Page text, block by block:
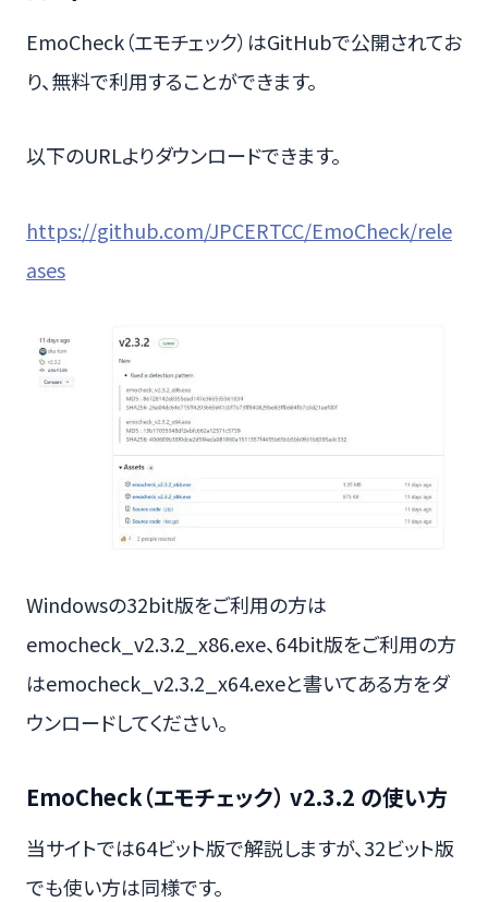
EmoCheck（エモチェック）はGitHubで公開されてお
り、無料で利用することができます。
以下のURLよりダウンロードできます。
https://github.com/JPCERTCC/EmoCheck/rele
ases
Windowsの32bit版をご利用の方は
emocheck_v2.3.2_x86.exe、64bit版をご利用の方
はemocheck_v2.3.2_x64.exeと書いてある方をダ
ウンロードしてください。
EmoCheck（エモチェック） v2.3.2 の使い方
当サイトでは64ビット版で解説しますが、32ビット版
でも使い方は同様です。